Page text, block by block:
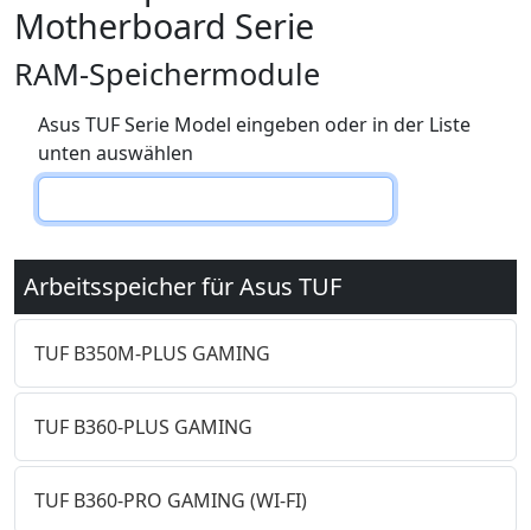
Motherboard Serie
RAM-Speichermodule
Asus TUF Serie Model eingeben oder in der Liste
unten auswählen
Arbeitsspeicher für Asus TUF
TUF B350M-PLUS GAMING
TUF B360-PLUS GAMING
TUF B360-PRO GAMING (WI-FI)